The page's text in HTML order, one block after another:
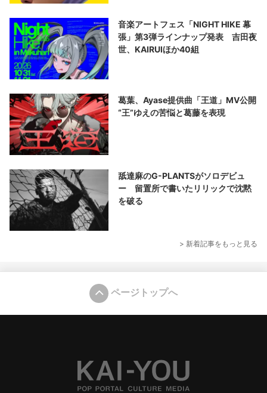
音楽アートフェス「NIGHT HIKE 幕
張」第3弾ラインナップ発表 吉田夜
世、KAIRUIほか40組
葛葉、Ayase提供曲「王道」MV公開
“王”ゆえの苦悩と葛藤を表現
舐達麻のG-PLANTSがソロデビュ
ー 留置所で書いたリリックで沈黙
を破る
> 新着記事をもっと見る
ページトップへ